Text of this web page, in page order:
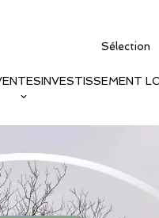
Sélection
INVESTISSEMENT